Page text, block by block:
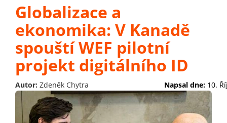
Globalizace a
ekonomika: V Kanadě
spouští WEF pilotní
projekt digitálního ID
Autor: Zdeněk Chytra Napsal dne: 10.